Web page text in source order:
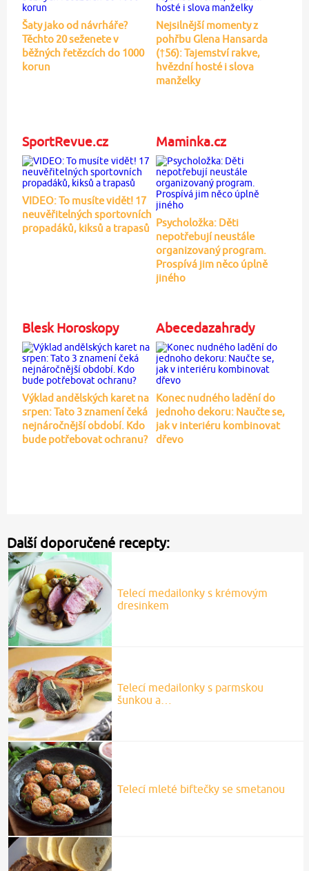
Šaty jako od návrháře?
Těchto 20 seženete v
běžných řetězcích do 1000
korun
Nejsilnější momenty z
pohřbu Glena Hansarda
(†56): Tajemství rakve,
hvězdní hosté i slova
manželky
SportRevue.cz
VIDEO: To musíte vidět! 17
neuvěřitelných sportovních
propadáků, kiksů a trapasů
Maminka.cz
Psycholožka: Děti
nepotřebují neustále
organizovaný program.
Prospívá jim něco úplně
jiného
Blesk Horoskopy
Výklad andělských karet na
srpen: Tato 3 znamení čeká
nejnáročnější období. Kdo
bude potřebovat ochranu?
Abecedazahrady
Konec nudného ladění do
jednoho dekoru: Naučte se,
jak v interiéru kombinovat
dřevo
Další doporučené recepty:
Telecí medailonky s krémovým
dresinkem
Telecí medailonky s parmskou
šunkou a…
Telecí mleté biftečky se smetanou